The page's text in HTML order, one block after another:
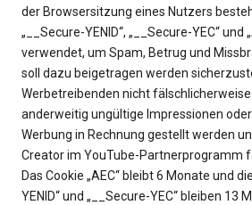
der Browsersitzung eines Nutzers
„__Secure-YENID“, „__Secure-YEC“ und
verwendet, um Spam, Betrug und
soll dazu beigetragen werden
Werbetreibenden nicht
anderweitig ungültige Impressionen
Werbung in Rechnung gestellt werden
Creator im YouTube-Partnerprogramm
Das Cookie „AEC“ bleibt 6 Monate und
YENID“ und „__Secure-YEC“ bleiben 13